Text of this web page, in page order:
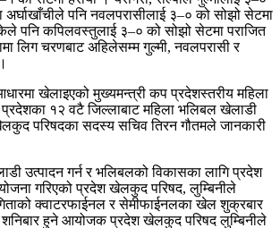
अर्घाखाँचीले पनि नवलपरासीलाई ३–० को सोझो सेटमा
पनि कपिलवस्तुलाई ३–० को सोझो सेटमा पराजित
लिग चरणबाट अहिलेसम्म गुल्मी, नवलपरासी र
खेलाइएको मुख्यमन्त्री कप प्रदेशस्तरीय महिला
प्रदेशका १२ वटै जिल्लाबाट महिला भलिबल खेलाडी
परिषदका सदस्य सचिव तिरन गौतमले जानकारी
उत्पादन गर्न र भलिबलको विकासका लागि प्रदेश
गरिएको प्रदेश खेलकुद परिषद, लुम्बिनीले
क्वाटरफाईनल र सेमीफाईनलका खेल शुक्रबार
हुने आयोजक प्रदेश खेलकुद परिषद लुम्बिनीले